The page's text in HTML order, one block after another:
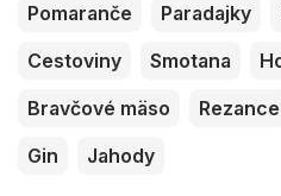
Pomaranče
Paradajky
Cestoviny
Smotana
Bravčové mäso
Rezance
Gin
Jahody